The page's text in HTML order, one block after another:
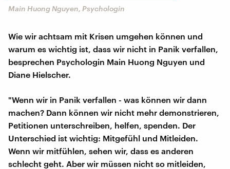
Main Huong Nguyen, Psychologin
Wie wir achtsam mit Krisen umgehen können und
warum es wichtig ist, dass wir nicht in Panik verfallen,
besprechen Psychologin Main Huong Nguyen und
Diane Hielscher.
"Wenn wir in Panik verfallen - was können wir dann
machen? Dann können wir nicht mehr demonstrieren,
Petitionen unterschreiben, helfen, spenden. Der
Unterschied ist wichtig: Mitgefühl und Mitleiden.
Wenn wir mitfühlen, sehen wir, dass es anderen
schlecht geht. Aber wir müssen nicht so mitleiden,